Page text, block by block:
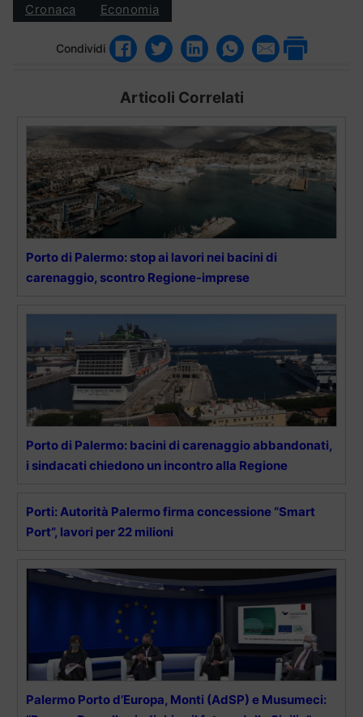
Cronaca Economia
Condividi
Articoli Correlati
Porto di Palermo: stop ai lavori nei bacini di
carenaggio, scontro Regione-imprese
Porto di Palermo: bacini di carenaggio abbandonati,
i sindacati chiedono un incontro alla Regione
Porti: Autorità Palermo firma concessione “Smart
Port”, lavori per 22 milioni
Palermo Porto d’Europa, Monti (AdSP) e Musumeci: